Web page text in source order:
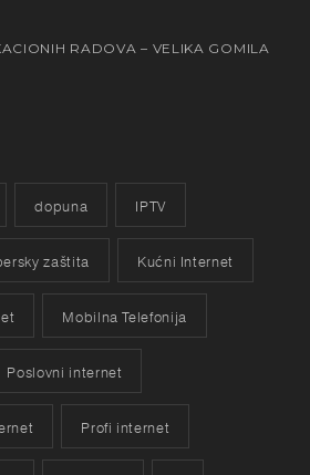
RADOVA – VELIKA GOMILA
dopuna IPTV
zaštita Kućni Internet
Mobilna Telefonija
Poslovni internet
Profi internet